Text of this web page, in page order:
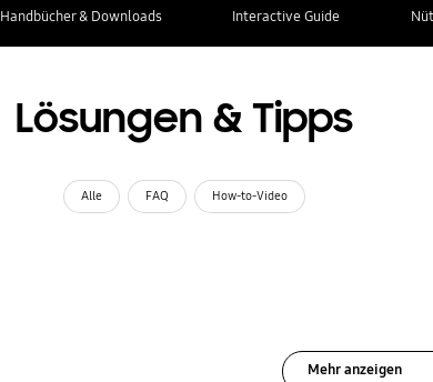
Handbücher & Downloads Interactive Guide
Lösungen & Tipps
Alle FAQ How-to-Video
Mehr anzeigen